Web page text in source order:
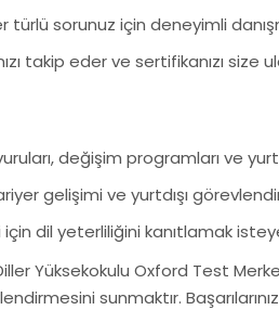
türlü sorunuz için deneyimli
takip eder ve sertifikanızı size
değişim programları ve yurt
gelişimi ve yurtdışı
dil yeterliliğini kanıtlamak
Yüksekokulu Oxford Test
sunmaktır. Başarılarınız